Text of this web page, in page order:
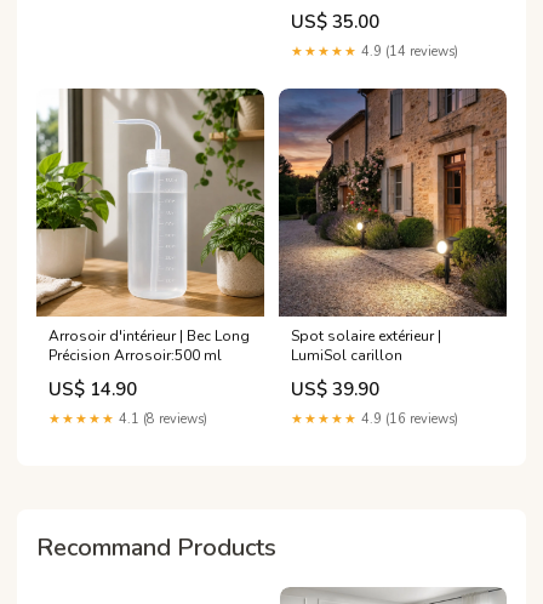
US$ 35.00
★★★★★ 4.9 (14 reviews)
Arrosoir d'intérieur | Bec Long
Précision Arrosoir:500 ml
US$ 14.90
★★★★★ 4.1 (8 reviews)
Spot solaire extérieur |
LumiSol carillon
US$ 39.90
★★★★★ 4.9 (16 reviews)
Recommand Products